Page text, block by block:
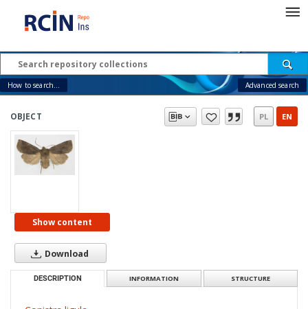
How to search... Advanced search
OBJECT PL EN
Show content
Download
DESCRIPTION INFORMATION STRUCTURE